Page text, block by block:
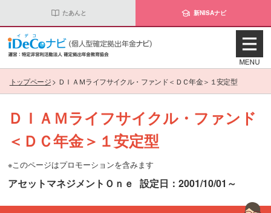
たあんと 新NISAナビ
トップページ> ＤＩＡＭライフサイクル・ファンド＜ＤＣ年金＞１安定型
ＤＩＡＭライフサイクル・ファンド
＜ＤＣ年金＞１安定型
※このページはプロモーションを含みます
アセットマネジメントＯｎｅ 設定日：2001/10/01～